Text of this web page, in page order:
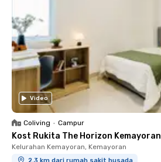
Video
Coliving • Campur
Kost Rukita The Horizon Kemayoran
Kelurahan Kemayoran, Kemayoran